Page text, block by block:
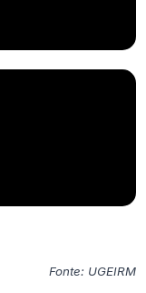
Fonte: UGEIRM